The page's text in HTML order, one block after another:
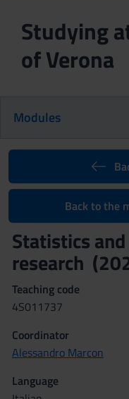
Studying
of Verona
Modules
Back to the
Statistics
research
Teaching code
4S011737
Coordinator
Alessandro Marcon
Language